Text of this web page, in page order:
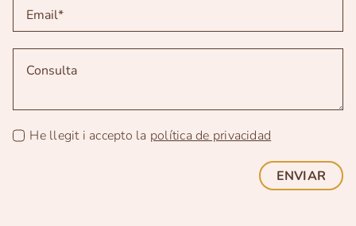
He llegit i accepto la política de privacidad
ENVIAR